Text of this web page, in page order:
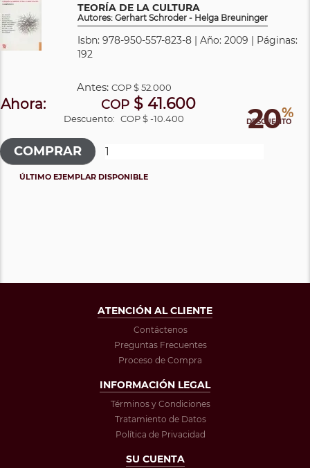
TEORÍA DE LA CULTURA
Autores: Gerhart Schroder - Helga Breuninger
Isbn: 978-950-557-823-8 | Año: 2009 | Páginas:
192
20%
DESCUENTO
Antes: COP$ 52.000
Ahora: COP$ 41.600
Descuento: COP $ -10.400
ÚLTIMO EJEMPLAR DISPONIBLE
ATENCIÓN AL CLIENTE
Contáctenos
Preguntas Frecuentes
Proceso de Compra
INFORMACIÓN LEGAL
Términos y Condiciones
Tratamiento de Datos
Política de Privacidad
SU CUENTA